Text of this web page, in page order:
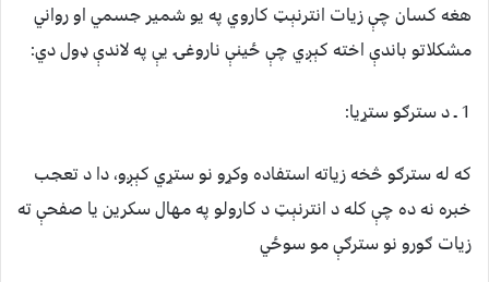
هغه کسان چې زيات انترنېټ کاروي په يو شمير جسمي او رواني
مشکلاتو باندې اخته کېږي چې ځينې ناروغۍ يې په لاندې ډول دي:
1 ـ د سترګو ستړيا:
که له سترګو څخه زياته استفاده وکړو نو ستړي کېږو، دا د تعجب
خبره نه ده چې کله د انترنېټ د کارولو په مهال سکرین یا صفحې ته
زیات ګورو نو سترګې مو سوځي